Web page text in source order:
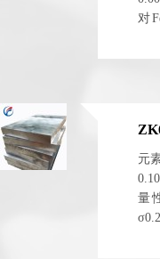
对
元
量